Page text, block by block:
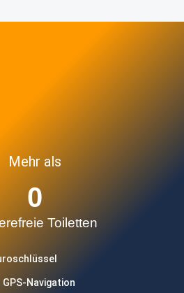
Mehr als
Toiletten
0
Navigation